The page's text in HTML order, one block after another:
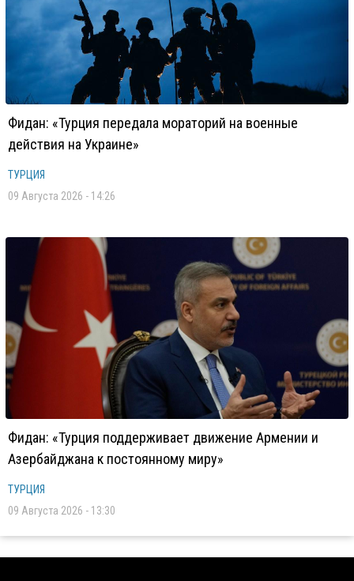
Фидан: «Турция передала мораторий на военные
действия на Украине»
ТУРЦИЯ
09 Августа 2026 - 14:26
Фидан: «Турция поддерживает движение Армении и
Азербайджана к постоянному миру»
ТУРЦИЯ
09 Августа 2026 - 13:30